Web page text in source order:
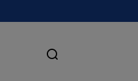
Căutare